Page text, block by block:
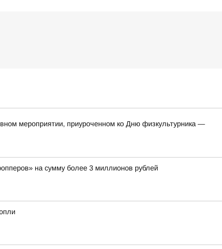
мероприятии, приуроченном ко Дню физкультурника —
на сумму более 3 миллионов рублей